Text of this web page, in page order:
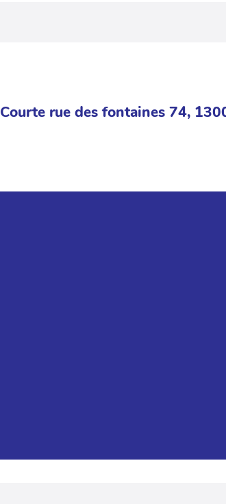
Courte rue des fontaines 74,